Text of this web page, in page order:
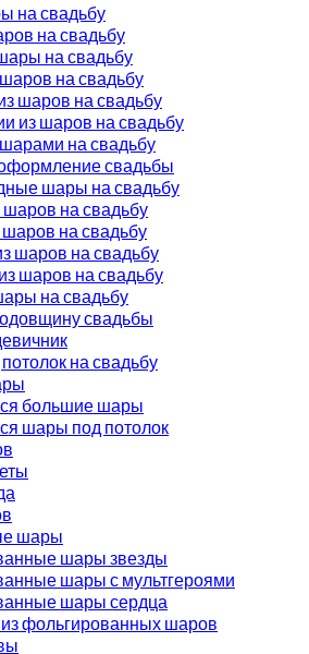
на свадьбу
на свадьбу
на свадьбу
на свадьбу
шаров на свадьбу
из шаров на свадьбу
на свадьбу
свадьбы
шары на свадьбу
на свадьбу
на свадьбу
шаров на свадьбу
шаров на свадьбу
на свадьбу
свадьбы
на свадьбу
большие шары
шары под потолок
шары
шары звезды
шары с мультгероями
шары сердца
фольгированных шаров